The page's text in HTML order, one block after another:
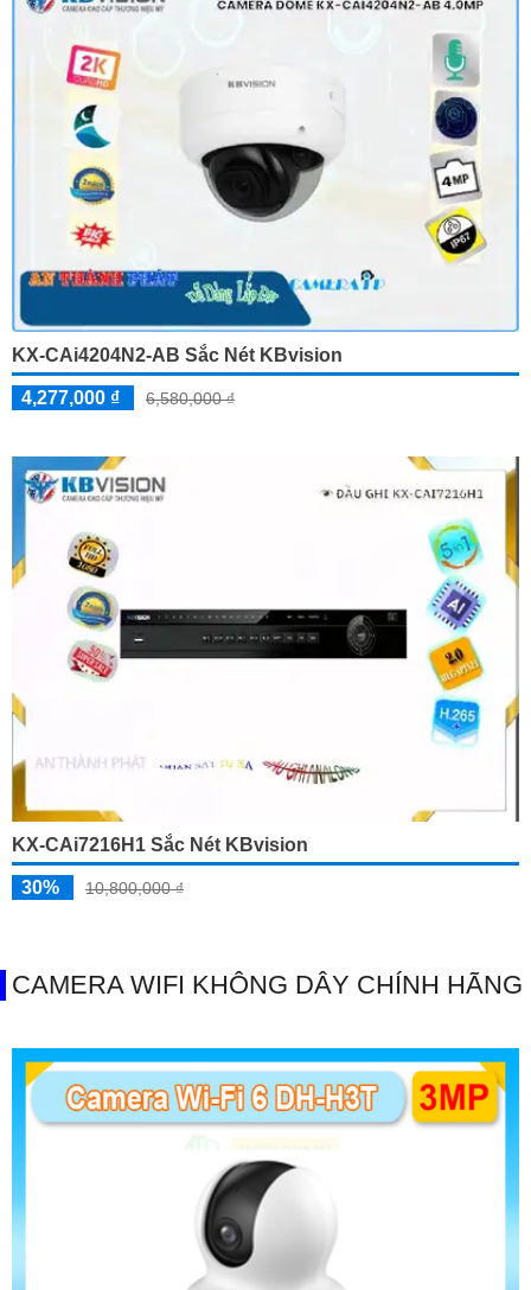
KX-CAi4204N2-AB Sắc Nét KBvision
4,277,000 ₫ 6,580,000 ₫
KX-CAi7216H1 Sắc Nét KBvision
30% 10,800,000 ₫
CAMERA WIFI KHÔNG DÂY CHÍNH HÃNG